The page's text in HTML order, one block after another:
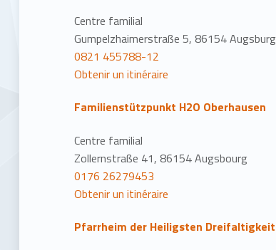
Centre familial
Gumpelzhaimerstraße 5, 86154 Augsburg
0821 455788-12
Obtenir un itinéraire
Familienstützpunkt H2O Oberhausen
Centre familial
Zollernstraße 41, 86154 Augsbourg
0176 26279453
Obtenir un itinéraire
Pfarrheim der Heiligsten Dreifaltigkeit